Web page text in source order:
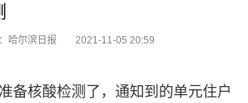
哈尔滨日报 2021-11-05 20:59
备核酸检测了，通知到的单元住户